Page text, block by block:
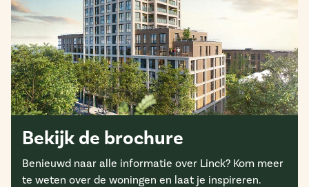
Bekijk de brochure
Benieuwd naar alle informatie over Linck? Kom meer
te weten over de woningen en laat je inspireren.